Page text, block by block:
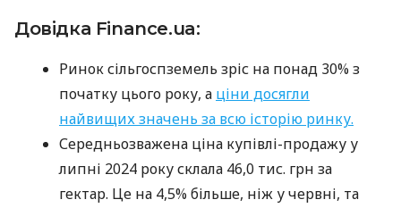
Довідка Finance.ua:
Ринок сільгоспземель зріс на понад 30% з
початку цього року, а ціни досягли
найвищих значень за всю історію ринку.
Середньозважена ціна купівлі-продажу у
липні 2024 року склала 46,0 тис. грн за
гектар. Це на 4,5% більше, ніж у червні, та